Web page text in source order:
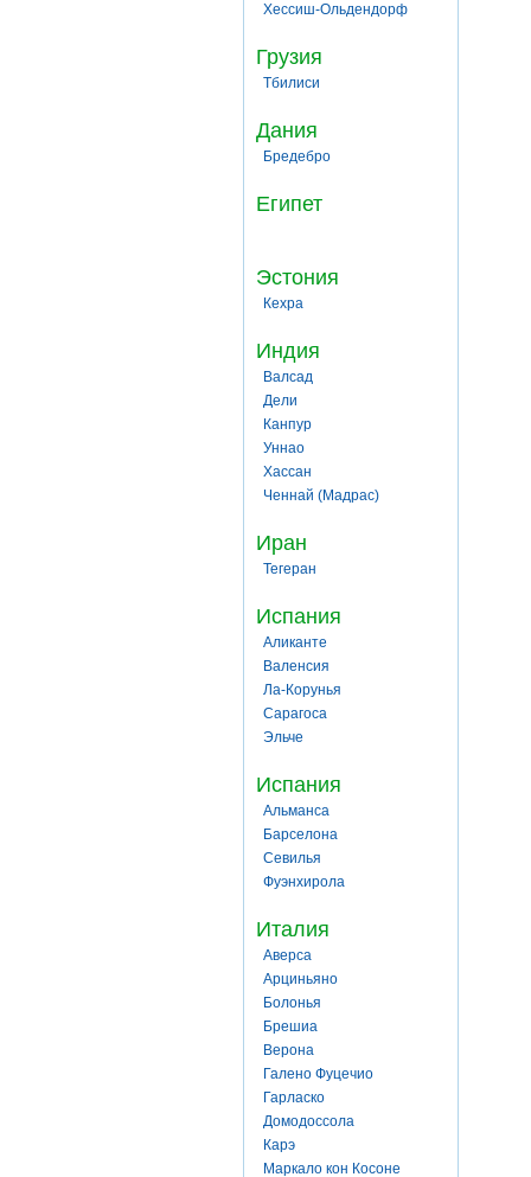
Хессиш-Ольдендорф
Грузия
Тбилиси
Дания
Бредебро
Египет
Эстония
Кехра
Индия
Валсад
Дели
Канпур
Уннао
Хассан
Ченнай (Мадрас)
Иран
Тегеран
Испания
Аликанте
Валенсия
Ла-Корунья
Сарагоса
Эльче
Испания
Альманса
Барселона
Севилья
Фуэнхирола
Италия
Аверса
Арциньяно
Болонья
Брешиа
Верона
Галено Фуцечио
Гарласко
Домодоссола
Карэ
Маркало кон Косоне